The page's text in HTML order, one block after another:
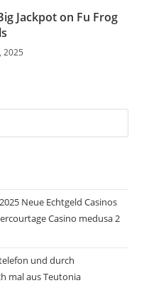
Jackpot on Fu Frog
2025
Neue Echtgeld Casinos
Casino medusa 2
und durch
mal aus Teutonia